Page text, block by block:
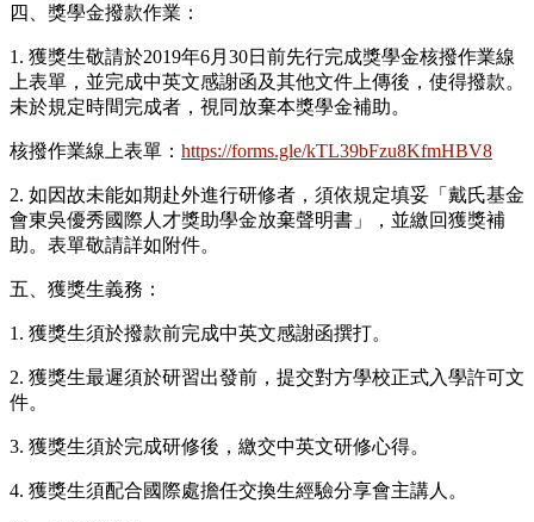
四、獎學金撥款作業：
1. 獲獎生敬請於2019年6月30日前先行完成獎學金核撥作業線
上表單，並完成中英文感謝函及其他文件上傳後，使得撥款。
未於規定時間完成者，視同放棄本獎學金補助。
核撥作業線上表單： https://forms.gle/kTL39bFzu8KfmHBV8
2. 如因故未能如期赴外進行研修者，須依規定填妥「戴氏基金
會東吳優秀國際人才獎助學金放棄聲明書」，並繳回獲獎補
助。表單敬請詳如附件。
五、獲獎生義務：
1. 獲獎生須於撥款前完成中英文感謝函撰打。
2. 獲獎生最遲須於研習出發前，提交對方學校正式入學許可文
件。
3. 獲獎生須於完成研修後，繳交中英文研修心得。
4. 獲獎生須配合國際處擔任交換生經驗分享會主講人。